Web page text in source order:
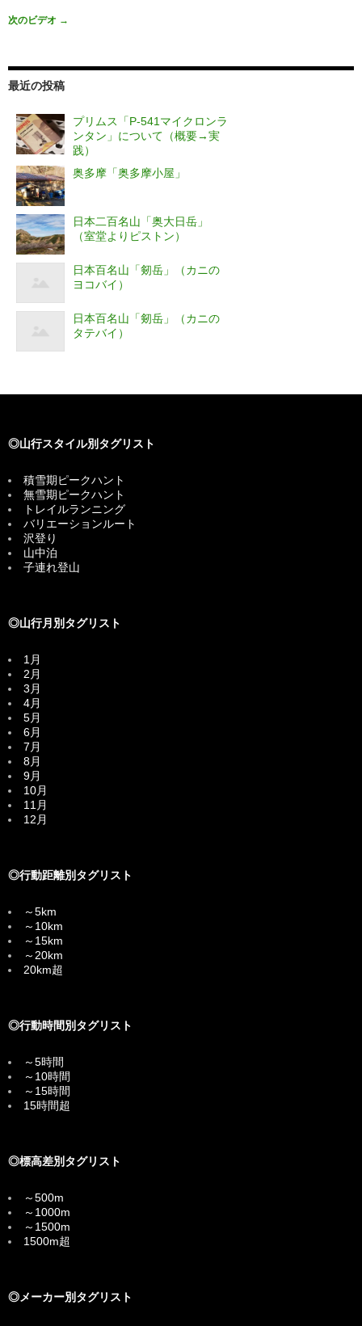
次のビデオ →
最近の投稿
プリムス「P-541マイクロンラ
ンタン」について（概要→実
践）
奥多摩「奥多摩小屋」
日本二百名山「奥大日岳」
（室堂よりピストン）
日本百名山「剱岳」（カニの
ヨコバイ）
日本百名山「剱岳」（カニの
タテバイ）
◎山行スタイル別タグリスト
積雪期ピークハント
無雪期ピークハント
トレイルランニング
バリエーションルート
沢登り
山中泊
子連れ登山
◎山行月別タグリスト
1月
2月
3月
4月
5月
6月
7月
8月
9月
10月
11月
12月
◎行動距離別タグリスト
～5km
～10km
～15km
～20km
20km超
◎行動時間別タグリスト
～5時間
～10時間
～15時間
15時間超
◎標高差別タグリスト
～500m
～1000m
～1500m
1500m超
◎メーカー別タグリスト